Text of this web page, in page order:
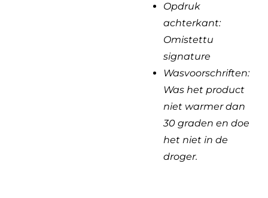
Opdruk
achterkant:
Omistettu
signature
Wasvoorschriften:
Was het product
niet warmer dan
30 graden en doe
het niet in de
droger.